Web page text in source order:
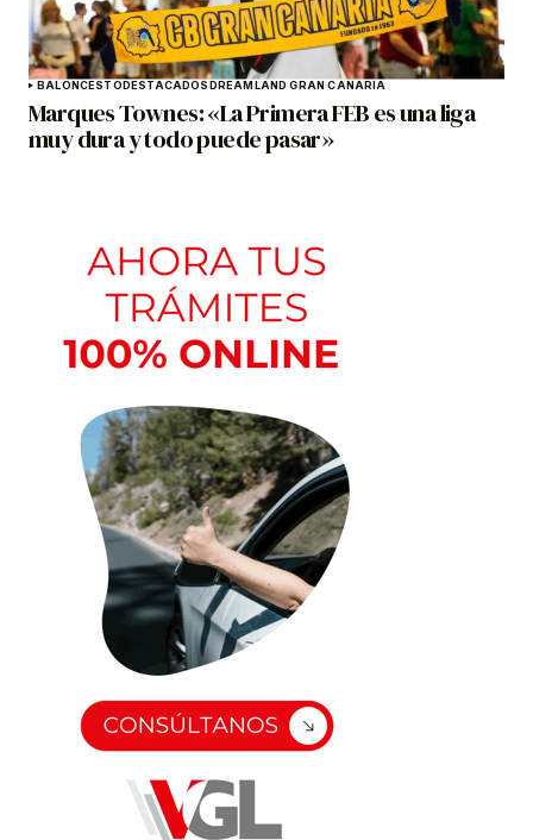
BALONCESTODESTACADOSDREAMLAND GRAN CANARIA
Marques Townes: «La Primera FEB es una liga
muy dura y todo puede pasar»